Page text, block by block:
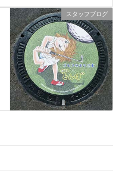
スタッフブログ